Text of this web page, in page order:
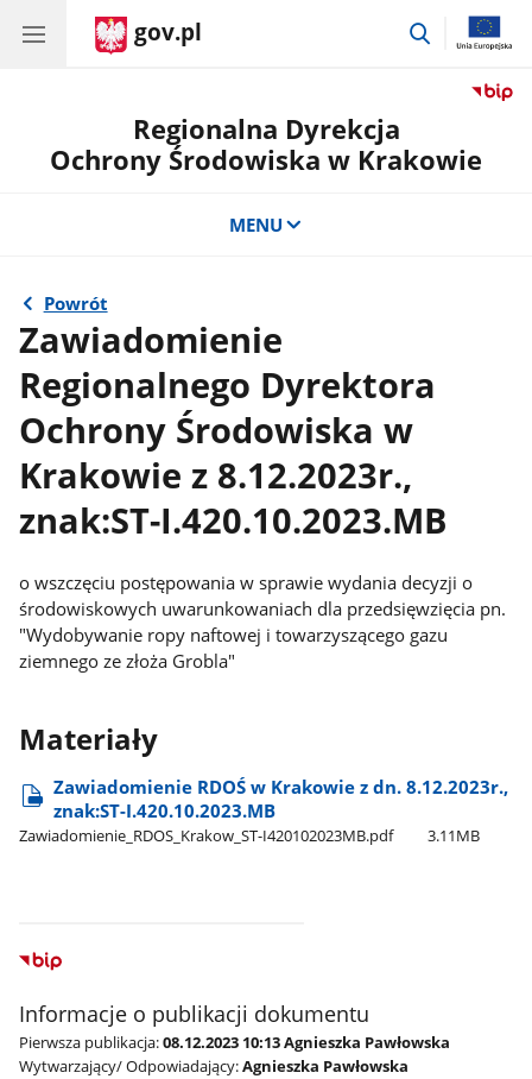
gov.pl
przejdź
Regionalna Dyrekcja
Ochrony Środowiska w Krakowie
MENU
Powrót
Zawiadomienie
Regionalnego Dyrektora
Ochrony Środowiska w
Krakowie z 8.12.2023r.,
znak:ST-I.420.10.2023.MB
o wszczęciu postępowania w sprawie wydania decyzji o
środowiskowych uwarunkowaniach dla przedsięwzięcia pn.
"Wydobywanie ropy naftowej i towarzyszącego gazu
ziemnego ze złoża Grobla"
Materiały
Zawiadomienie RDOŚ w Krakowie z dn. 8.12.2023r.,
znak:ST-I.420.10.2023.MB
Zawiadomienie​_RDOS​_Krakow​_ST-I420102023MB.pdf 3.11MB
Informacje o publikacji dokumentu
Pierwsza publikacja:08.12.2023 10:13 Agnieszka Pawłowska
Wytwarzający/ Odpowiadający:Agnieszka Pawłowska